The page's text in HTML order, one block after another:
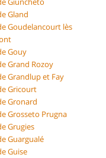
Gland
Goudelancourt lès
Gouy
Grand Rozoy
Grandlup et Fay
Gricourt
Gronard
Grosseto Prugna
Grugies
Guargualé
Guise